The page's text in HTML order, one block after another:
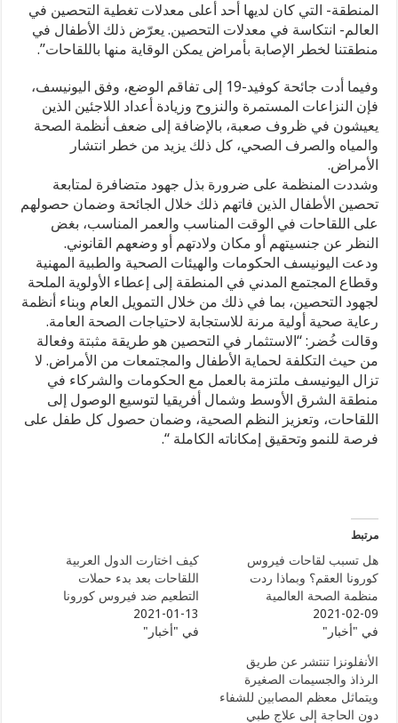
المنطقة- التي كان لديها أحد أعلى معدلات تغطية التحصين في
العالم- انتكاسة في معدلات التحصين. يعرّض ذلك الأطفال في
منطقتنا لخطر الإصابة بأمراض يمكن الوقاية منها باللقاحات”.
وفيما أدت جائحة كوفيد-19 إلى تفاقم الوضع، وفق اليونيسف،
فإن النزاعات المستمرة والنزوح وزيادة أعداد اللاجئين الذين
يعيشون في ظروف صعبة، بالإضافة إلى ضعف أنظمة الصحة
والمياه والصرف الصحي، كل ذلك يزيد من خطر انتشار
الأمراض.
وشددت المنظمة على ضرورة بذل جهود متضافرة لمتابعة
تحصين الأطفال الذين فاتهم ذلك خلال الجائحة وضمان حصولهم
على اللقاحات في الوقت المناسب والعمر المناسب، بغض
النظر عن جنسيتهم أو مكان ولادتهم أو وضعهم القانوني.
ودعت اليونيسف الحكومات والهيئات الصحية والطبية المهنية
وقطاع المجتمع المدني في المنطقة إلى إعطاء الأولوية الملحة
لجهود التحصين، بما في ذلك من خلال التمويل العام وبناء أنظمة
رعاية صحية أولية مرنة للاستجابة لاحتياجات الصحة العامة.
وقالت خُضر: “الاستثمار في التحصين هو طريقة مثبتة وفعالة
من حيث التكلفة لحماية الأطفال والمجتمعات من الأمراض. لا
تزال اليونيسف ملتزمة بالعمل مع الحكومات والشركاء في
منطقة الشرق الأوسط وشمال أفريقيا لتوسيع الوصول إلى
اللقاحات، وتعزيز النظم الصحية، وضمان حصول كل طفل على
فرصة للنمو وتحقيق إمكاناته الكاملة “.
مرتبط
هل تسبب لقاحات فيروس
كورونا العقم؟ وبماذا ردت
منظمة الصحة العالمية
2021-02-09
في "أخبار"
كيف اختارت الدول العربية
اللقاحات بعد بدء حملات
التطعيم ضد فيروس كورونا
2021-01-13
في "أخبار"
الأنفلونزا تنتشر عن طريق
الرذاذ والجسيمات الصغيرة
ويتماثل معظم المصابين للشفاء
دون الحاجة إلى علاج طبي